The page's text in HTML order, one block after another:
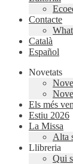
Contacte
Català
Español
Novetats
Els més
Estiu 2026
La Missa
Alta
Llibreria
Qui